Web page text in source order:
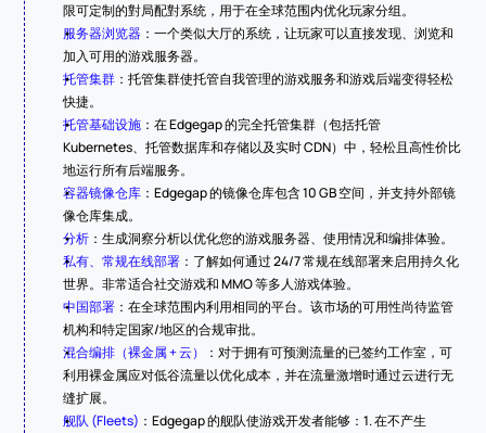
限可定制的對局配對系统，用于在全球范围内优化玩家分组。
服务器浏览器 ：一个类似大厅的系统，让玩家可以直接发现、浏览和
加入可用的游戏服务器。
托管集群 ：托管集群使托管自我管理的游戏服务和游戏后端变得轻松
快捷。
托管基础设施 ：在 Edgegap 的完全托管集群（包括托管
Kubernetes、托管数据库和存储以及实时 CDN）中，轻松且高性价比
地运行所有后端服务。
容器镜像仓库 ：Edgegap 的镜像仓库包含 10 GB 空间，并支持外部镜
像仓库集成。
分析 ：生成洞察分析以优化您的游戏服务器、使用情况和编排体验。
私有、常规在线部署 ：了解如何通过 24/7 常规在线部署来启用持久化
世界。非常适合社交游戏和 MMO 等多人游戏体验。
中国部署 ：在全球范围内利用相同的平台。该市场的可用性尚待监管
机构和特定国家/地区的合规审批。
混合编排（裸金属 + 云）
：对于拥有可预测流量的已签约工作室，可
利用裸金属应对低谷流量以优化成本，并在流量激增时通过云进行无
缝扩展。
舰队 (Fleets) ：Edgegap 的舰队使游戏开发者能够：1. 在不产生